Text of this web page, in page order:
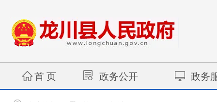
首 页 政务公开 政务